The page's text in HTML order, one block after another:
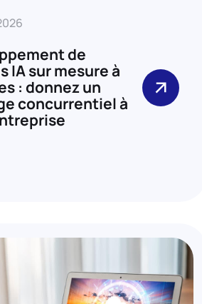
de
IA sur mesure à
: donnez un
concurrentiel à